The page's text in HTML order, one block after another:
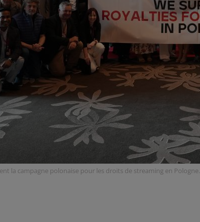
la campagne polonaise pour les droits de streaming en Pologne.